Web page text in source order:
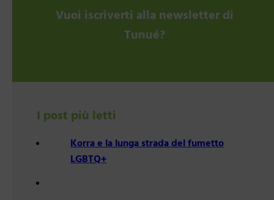
Vuoi iscriverti alla newsletter di
Tunué?
I post più letti
Korra e la lunga strada del fumetto
LGBTQ+